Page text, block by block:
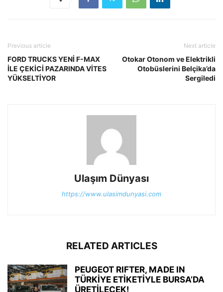
Previous article
FORD TRUCKS YENİ F-MAX
İLE ÇEKİCİ PAZARINDA VİTES
YÜKSELTİYOR
Next article
Otokar Otonom ve Elektrikli
Otobüslerini Belçika’da
Sergiledi
Ulaşım Dünyası
https://www.ulasimdunyasi.com
RELATED ARTICLES
PEUGEOT RIFTER, MADE IN
TÜRKİYE ETİKETİYLE BURSA’DA
ÜRETİLECEK!